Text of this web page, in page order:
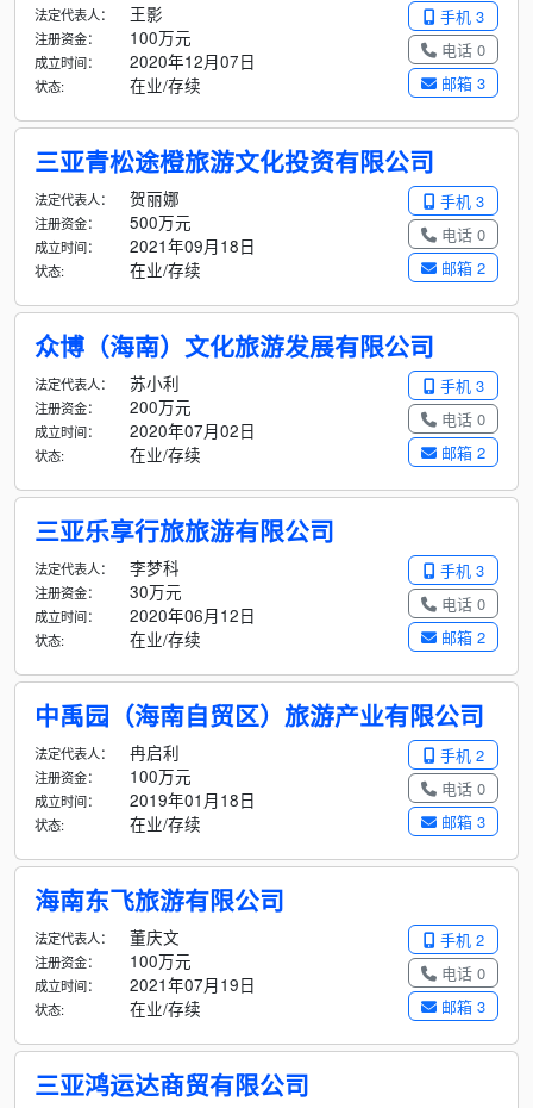
手机 3
电话 0
邮箱 3
法定代表人： 王影
注册资金： 100万元
成立时间： 2020年12月07日
状态: 在业/存续
三亚青松途橙旅游文化投资有限公司
手机 3
电话 0
邮箱 2
法定代表人： 贺丽娜
注册资金： 500万元
成立时间： 2021年09月18日
状态: 在业/存续
众博（海南）文化旅游发展有限公司
手机 3
电话 0
邮箱 2
法定代表人： 苏小利
注册资金： 200万元
成立时间： 2020年07月02日
状态: 在业/存续
三亚乐享行旅旅游有限公司
手机 3
电话 0
邮箱 2
法定代表人： 李梦科
注册资金： 30万元
成立时间： 2020年06月12日
状态: 在业/存续
中禹园（海南自贸区）旅游产业有限公司
手机 2
电话 0
邮箱 3
法定代表人： 冉启利
注册资金： 100万元
成立时间： 2019年01月18日
状态: 在业/存续
海南东飞旅游有限公司
手机 2
电话 0
邮箱 3
法定代表人： 董庆文
注册资金： 100万元
成立时间： 2021年07月19日
状态: 在业/存续
三亚鸿运达商贸有限公司